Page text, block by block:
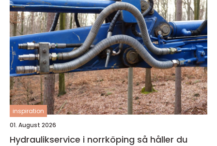
inspiration
01. August 2026
Hydraulikservice i norrköping så håller du